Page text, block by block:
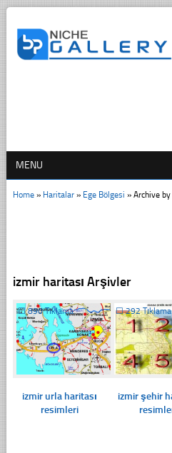
MENU
Home» Haritalar» Ege Bölgesi » Archive
izmir haritası Arşivler
☐890 Tıklama
izmir urla haritası
resimleri
☐292 Tıklama
izmir şehir